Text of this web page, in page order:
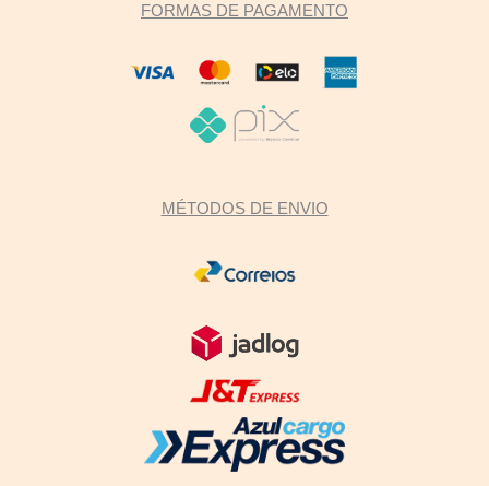
FORMAS DE PAGAMENTO
MÉTODOS DE ENVIO